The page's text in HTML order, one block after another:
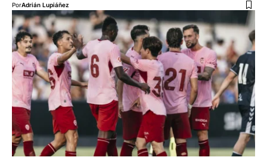
PorAdrián Lupiáñez